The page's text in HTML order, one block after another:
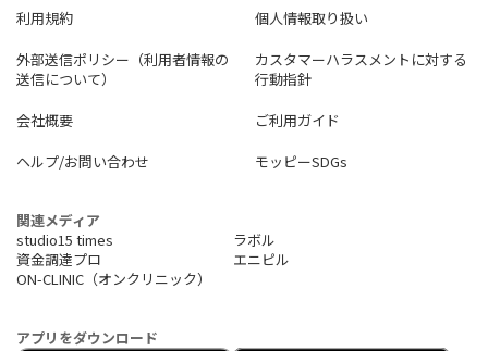
利用規約
個人情報取り扱い
外部送信ポリシー（利用者情報の
送信について）
カスタマーハラスメントに対する
行動指針
会社概要
ご利用ガイド
ヘルプ/お問い合わせ
モッピーSDGs
関連メディア
studio15 times
ラボル
資金調達プロ
エニピル
ON-CLINIC（オンクリニック）
アプリをダウンロード